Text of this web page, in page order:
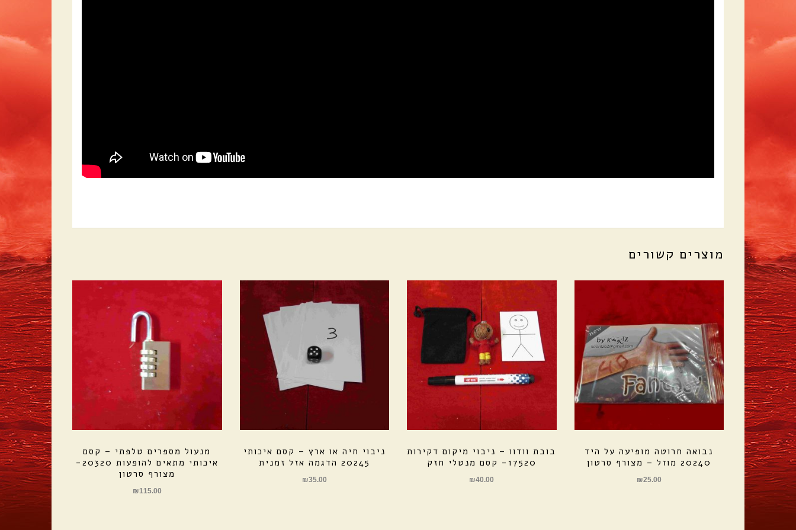
מוצרים קשורים
נבואה חרוטה מופיעה על היד
20240 מוזל – מצורף סרטון
₪25.00
בובת וודוו – ניבוי מיקום דקירות
17520- קסם מנטלי חזק
₪40.00
ניבוי חיה או ארץ – קסם איכותי
20245 הדגמה אזל זמנית
₪35.00
מנעול מספרים טלפתי – קסם
איכותי מתאים להופעות 20320-
מצורף סרטון
₪115.00